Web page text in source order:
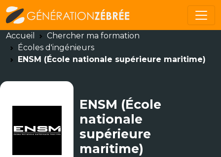
Accueil
Chercher ma formation
Écoles d'ingénieurs
ENSM (École nationale supérieure maritime)
ENSM (École
nationale
supérieure
maritime)